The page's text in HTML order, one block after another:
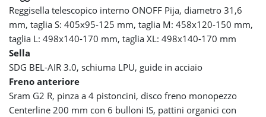
Reggisella telescopico interno ONOFF Pija, diametro 31,6
mm, taglia S: 405x95-125 mm, taglia M: 458x120-150 mm,
taglia L: 498x140-170 mm, taglia XL: 498x140-170 mm
Sella
SDG BEL-AIR 3.0, schiuma LPU, guide in acciaio
Freno anteriore
Sram G2 R, pinza a 4 pistoncini, disco freno monopezzo
Centerline 200 mm con 6 bulloni IS, pattini organici con